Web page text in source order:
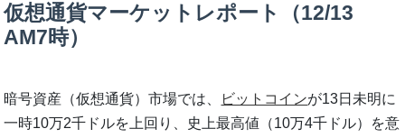
仮想通貨マーケットレポート（12/13
AM7時）
暗号資産（仮想通貨）市場では、 ビットコインが13日未明に
一時10万2千ドルを上回り、史上最高値（10万4千ドル）を意